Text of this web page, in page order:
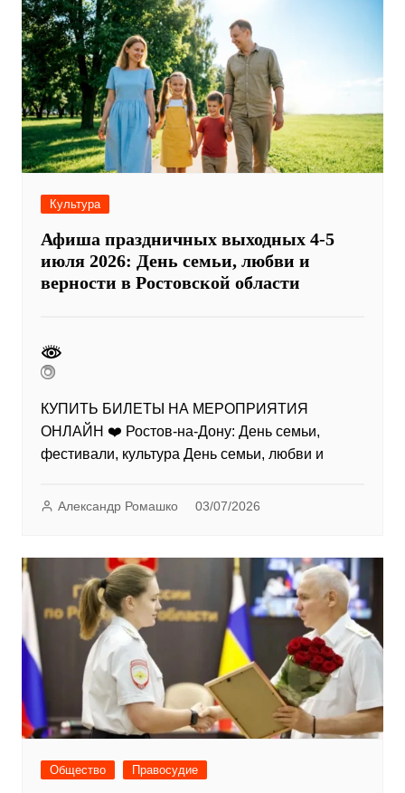
Культура
Афиша праздничных выходных 4-5
июля 2026: День семьи, любви и
верности в Ростовской области
КУПИТЬ БИЛЕТЫ НА МЕРОПРИЯТИЯ
ОНЛАЙН ❤️ Ростов-на-Дону: День семьи,
фестивали, культура День семьи, любви и
Александр Ромашко 03/07/2026
Общество Правосудие